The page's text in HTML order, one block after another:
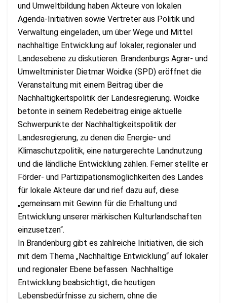
und Umweltbildung haben Akteure von lokalen
Agenda-Initiativen sowie Vertreter aus Politik und
Verwaltung eingeladen, um über Wege und Mittel
nachhaltige Entwicklung auf lokaler, regionaler und
Landesebene zu diskutieren. Brandenburgs Agrar- und
Umweltminister Dietmar Woidke (SPD) eröffnet die
Veranstaltung mit einem Beitrag über die
Nachhaltigkeitspolitik der Landesregierung. Woidke
betonte in seinem Redebeitrag einige aktuelle
Schwerpunkte der Nachhaltigkeitspolitik der
Landesregierung, zu denen die Energie- und
Klimaschutzpolitik, eine naturgerechte Landnutzung
und die ländliche Entwicklung zählen. Ferner stellte er
Förder- und Partizipationsmöglichkeiten des Landes
für lokale Akteure dar und rief dazu auf, diese
„gemeinsam mit Gewinn für die Erhaltung und
Entwicklung unserer märkischen Kulturlandschaften
einzusetzen“.
In Brandenburg gibt es zahlreiche Initiativen, die sich
mit dem Thema „Nachhaltige Entwicklung“ auf lokaler
und regionaler Ebene befassen. Nachhaltige
Entwicklung beabsichtigt, die heutigen
Lebensbedürfnisse zu sichern, ohne die